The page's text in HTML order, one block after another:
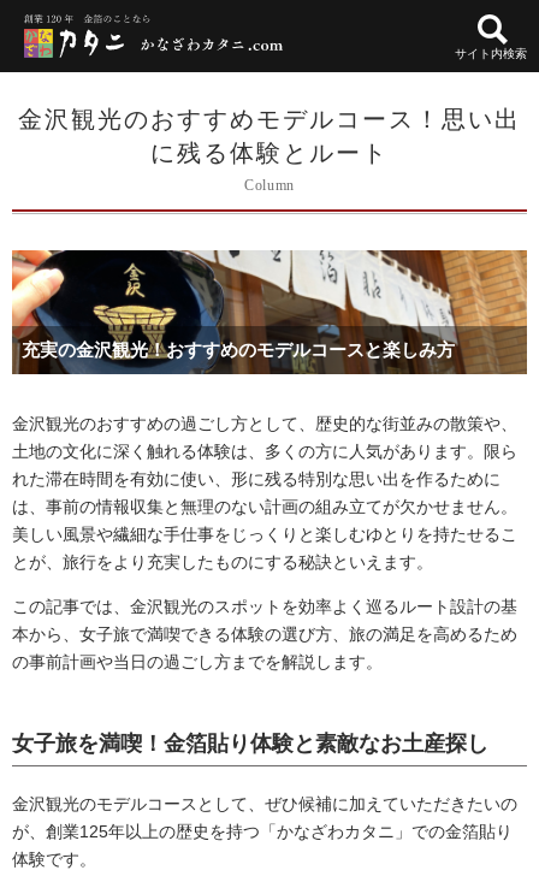
サイト内検索
金沢観光のおすすめモデルコース！思い出
に残る体験とルート
Column
充実の金沢観光！おすすめのモデルコースと楽しみ方
金沢観光のおすすめの過ごし方として、歴史的な街並みの散策や、
土地の文化に深く触れる体験は、多くの方に人気があります。限ら
れた滞在時間を有効に使い、形に残る特別な思い出を作るために
は、事前の情報収集と無理のない計画の組み立てが欠かせません。
美しい風景や繊細な手仕事をじっくりと楽しむゆとりを持たせるこ
とが、旅行をより充実したものにする秘訣といえます。
この記事では、金沢観光のスポットを効率よく巡るルート設計の基
本から、女子旅で満喫できる体験の選び方、旅の満足を高めるため
の事前計画や当日の過ごし方までを解説します。
女子旅を満喫！金箔貼り体験と素敵なお土産探し
金沢観光のモデルコースとして、ぜひ候補に加えていただきたいの
が、創業125年以上の歴史を持つ「かなざわカタニ」での金箔貼り
体験です。